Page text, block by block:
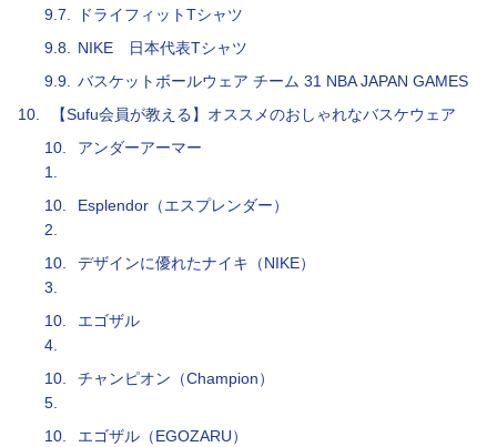
9.7.
ドライフィットTシャツ
9.8.
NIKE 日本代表Tシャツ
9.9.
バスケットボールウェア チーム 31 NBA JAPAN GAMES
10.
【Sufu会員が教える】オススメのおしゃれなバスケウェア
10.
1.
アンダーアーマー
10.
2.
Esplendor（エスプレンダー）
10.
3.
デザインに優れたナイキ（NIKE）
10.
4.
エゴザル
10.
5.
チャンピオン（Champion）
10.
エゴザル（EGOZARU）